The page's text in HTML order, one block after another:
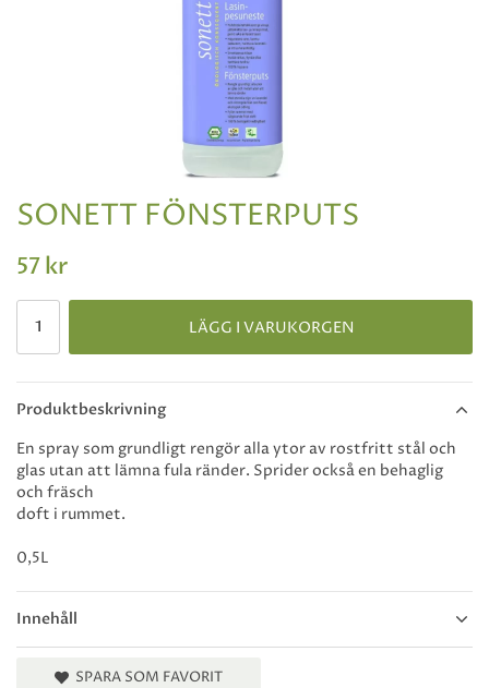
SONETT FÖNSTERPUTS
57 kr
LÄGG I VARUKORGEN
Produktbeskrivning
Innehåll
En spray som grundligt rengör alla ytor av rostfritt stål och
glas utan att lämna fula ränder. Sprider också en behaglig
och fräsch
doft i rummet.
0,5L
SPARA SOM FAVORIT